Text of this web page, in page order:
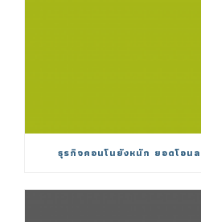
ธุรกิจคอนโนยังหนัก ยอดโอน